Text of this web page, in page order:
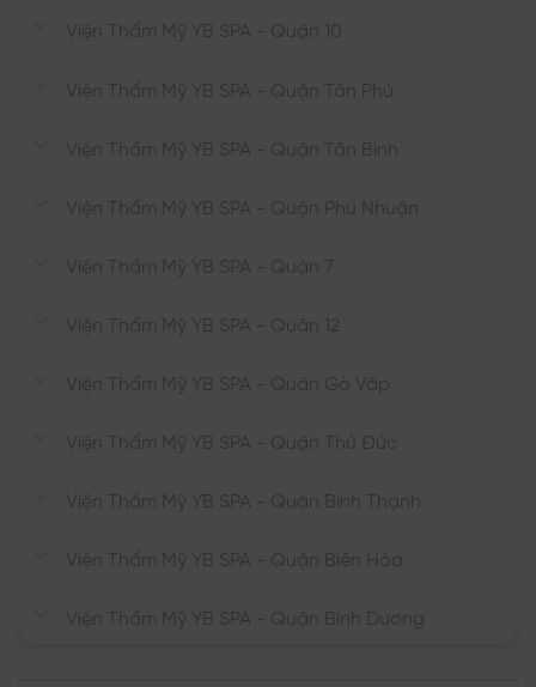
Viện Thẩm Mỹ YB SPA - Quận 10
Viện Thẩm Mỹ YB SPA - Quận Tân Phú
Viện Thẩm Mỹ YB SPA - Quận Tân Bình
Viện Thẩm Mỹ YB SPA - Quận Phú Nhuận
Viện Thẩm Mỹ YB SPA - Quận 7
Viện Thẩm Mỹ YB SPA - Quận 12
Viện Thẩm Mỹ YB SPA - Quận Gò Vấp
Viện Thẩm Mỹ YB SPA - Quận Thủ Đức
Viện Thẩm Mỹ YB SPA - Quận Bình Thạnh
Viện Thẩm Mỹ YB SPA - Quận Biên Hòa
Viện Thẩm Mỹ YB SPA - Quận Bình Dương